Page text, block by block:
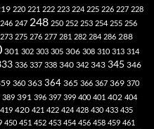
220 221 222 223 224 225 226 227 228
246 247 248 250 252 253 254 255 256
273 275 276 277 281 282 284 286 288
301 302 303 305 306 308 310 313 314
336 337 338 340 342 343 345 346
360 363 364 365 366 367 369 370
389 391 396 397 399 400 401 402 404
419 420 421 422 424 428 430 433 435
450 451 452 453 454 456 458 459 461